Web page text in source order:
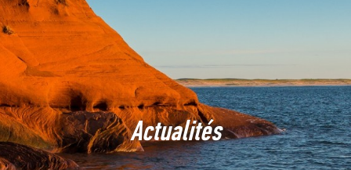
Actualités